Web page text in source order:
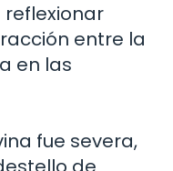
reflexionar
entre la
en las
fue severa,